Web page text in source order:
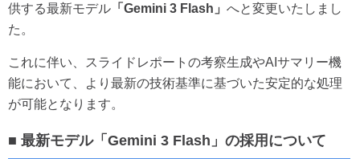
供する最新モデル 「Gemini 3 Flash」 へと変更いたしまし
た。
これに伴い、スライドレポートの考察生成やAIサマリー機
能において、より最新の技術基準に基づいた安定的な処理
が可能となります。
■ 最新モデル「Gemini 3 Flash」の採用について